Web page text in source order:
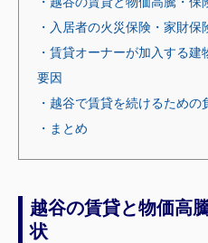
・入居者の火災保険・家財保
・賃貸オーナーが加入する
要因
・越谷で賃貸を続けるため
・まとめ
越谷の賃貸と物価高
状